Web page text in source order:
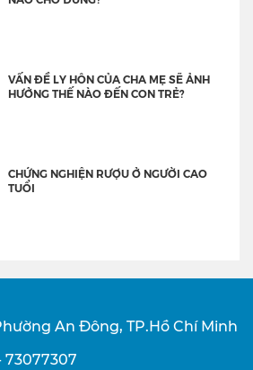
VẤN ĐỀ LY HÔN CỦA CHA MẸ SẼ ẢNH
HƯỞNG THẾ NÀO ĐẾN CON TRẺ?
CHỨNG NGHIỆN RƯỢU Ở NGƯỜI CAO
TUỔI
An Đông, TP.Hồ Chí Minh
73077307